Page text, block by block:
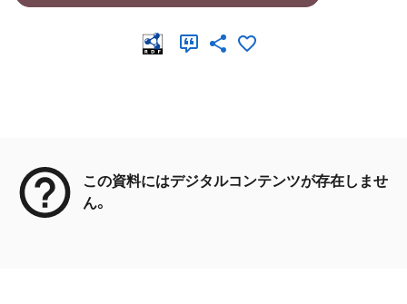
この資料にはデジタルコンテンツが存在しませ
ん。